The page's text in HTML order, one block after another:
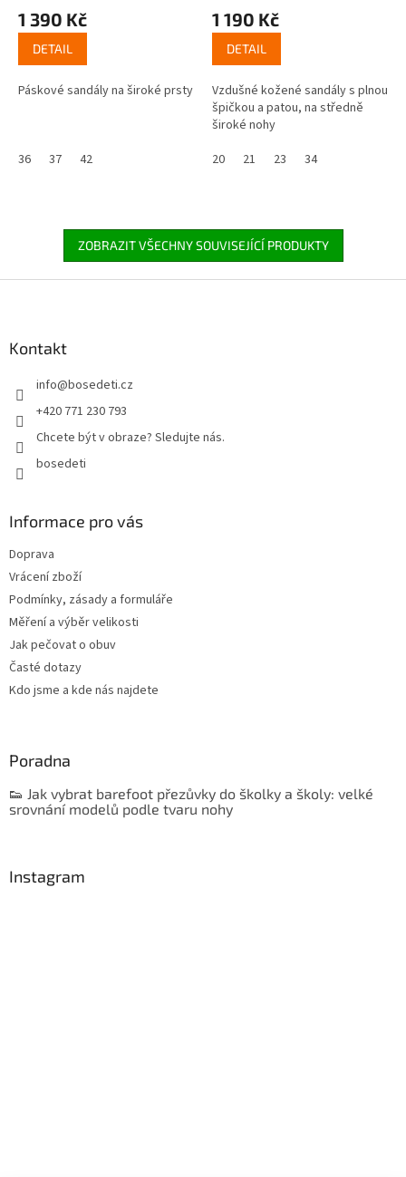
1 390 Kč
DETAIL
Páskové sandály na široké prsty
36 37 42
Blue
1 190 Kč
DETAIL
Vzdušné kožené sandály s plnou
špičkou a patou, na středně
široké nohy
20
21 23 34
ZOBRAZIT VŠECHNY SOUVISEJÍCÍ PRODUKTY
Kontakt
info@bosedeti.cz
+420 771 230 793
Chcete být v obraze? Sledujte nás.
bosedeti
Informace pro vás
Doprava
Vrácení zboží
Podmínky, zásady a formuláře
Měření a výběr velikosti
Jak pečovat o obuv
Časté dotazy
Kdo jsme a kde nás najdete
Poradna
👟 Jak vybrat barefoot přezůvky do školky a školy: velké
srovnání modelů podle tvaru nohy
Instagram